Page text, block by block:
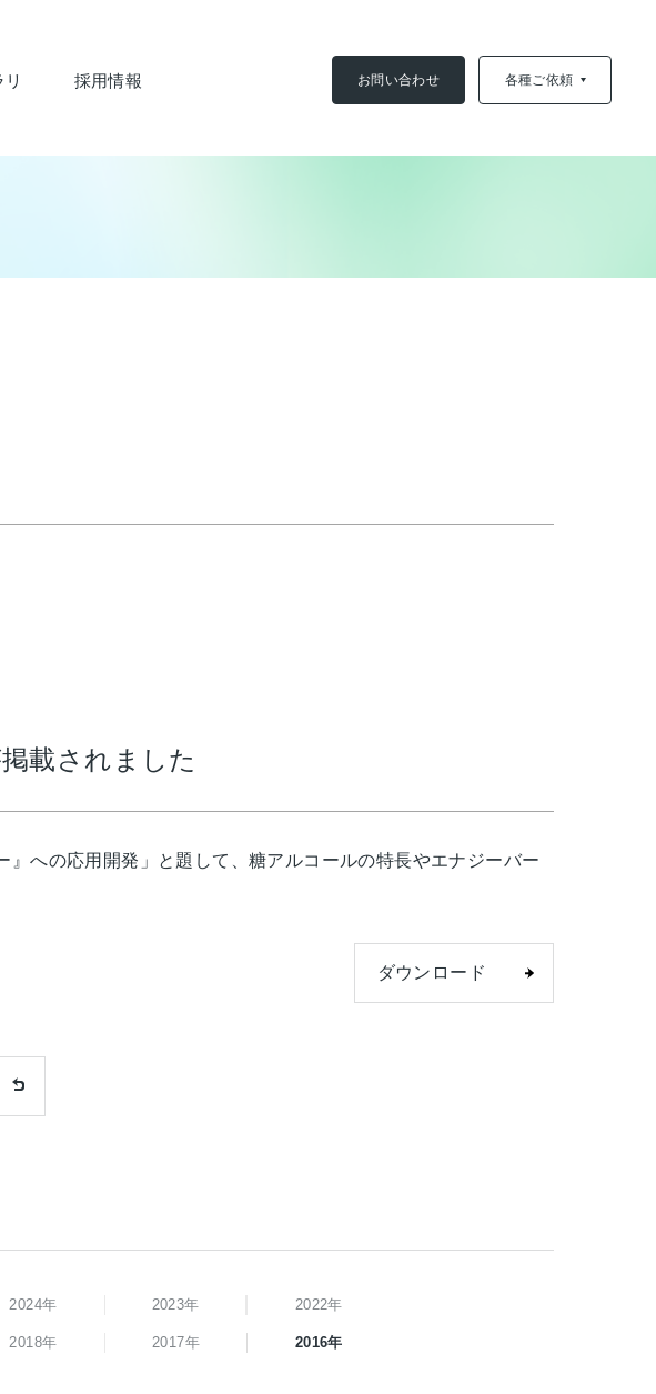
採用情報 お問い合わせ 各種ご依頼
載されました
への応用開発」と題して、糖アルコールの特長やエナジーバー
ダウンロード
2024年 2023年 2022年
2018年 2017年 2016年